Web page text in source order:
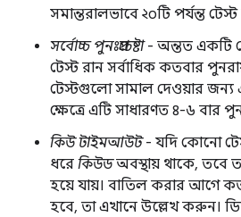
সমান্তরালভাবে ২০টি পর্যন্ত
সর্বোচ্চ পুনঃপ্রচেষ্টা- অন্তত একটি
টেস্ট রান সর্বাধিক কতবার
টেস্টগুলো সামাল দেওয়ার জন্য
ক্ষেত্রে এটি সাধারণত ৪-৬ বার
কিউ টাইমআউট- যদি কোনো
ধরে কিউডঅবস্থায় থাকে, তবে
হয়ে যায়। বাতিল করার আগে
হবে, তা এখানে উল্লেখ করুন।